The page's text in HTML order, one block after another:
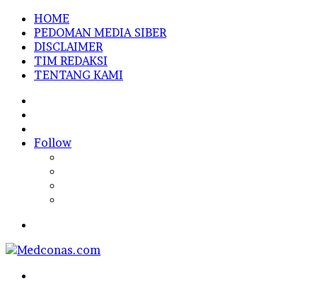
HOME
PEDOMAN MEDIA SIBER
DISCLAIMER
TIM REDAKSI
TENTANG KAMI
In
Follow